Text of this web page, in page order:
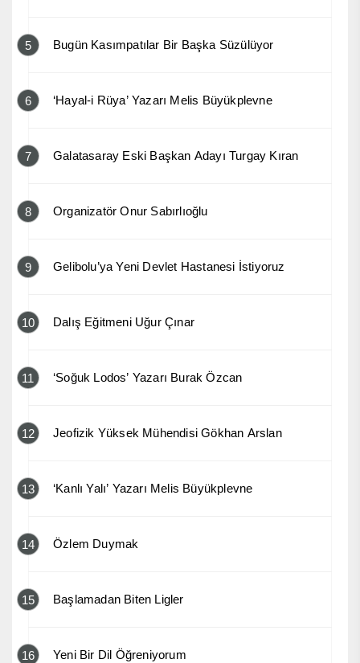
5 Bugün Kasımpatılar Bir Başka Süzülüyor
6 ‘Hayal-i Rüya’ Yazarı Melis Büyükplevne
7 Galatasaray Eski Başkan Adayı Turgay Kıran
8 Organizatör Onur Sabırlıoğlu
9 Gelibolu’ya Yeni Devlet Hastanesi İstiyoruz
10 Dalış Eğitmeni Uğur Çınar
11 ‘Soğuk Lodos’ Yazarı Burak Özcan
12 Jeofizik Yüksek Mühendisi Gökhan Arslan
13 ‘Kanlı Yalı’ Yazarı Melis Büyükplevne
14 Özlem Duymak
15 Başlamadan Biten Ligler
16 Yeni Bir Dil Öğreniyorum